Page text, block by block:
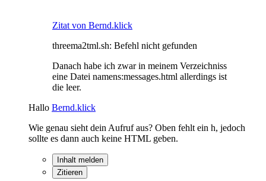
Zitat von Bernd.klick
threema2tml.sh: Befehl nicht gefunden
Danach habe ich zwar in meinem Verzeichniss
eine Datei namens:messages.html allerdings ist
die leer.
Hallo Bernd.klick
Wie genau sieht dein Aufruf aus? Oben fehlt ein h, jedoch
sollte es dann auch keine HTML geben.
Inhalt melden
Zitieren